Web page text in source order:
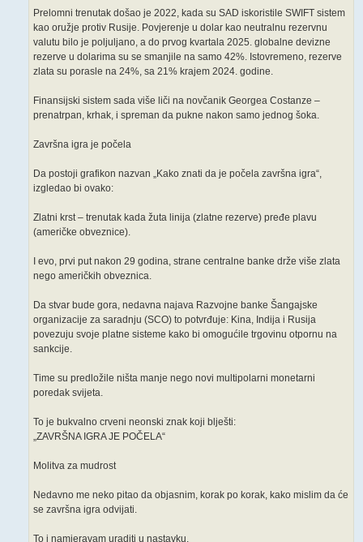
Prelomni trenutak došao je 2022, kada su SAD iskoristile SWIFT sistem
kao oružje protiv Rusije. Povjerenje u dolar kao neutralnu rezervnu
valutu bilo je poljuljano, a do prvog kvartala 2025. globalne devizne
rezerve u dolarima su se smanjile na samo 42%. Istovremeno, rezerve
zlata su porasle na 24%, sa 21% krajem 2024. godine.
Finansijski sistem sada više liči na novčanik Georgea Costanze –
prenatrpan, krhak, i spreman da pukne nakon samo jednog šoka.
Završna igra je počela
Da postoji grafikon nazvan „Kako znati da je počela završna igra“,
izgledao bi ovako:
Zlatni krst – trenutak kada žuta linija (zlatne rezerve) pređe plavu
(američke obveznice).
I evo, prvi put nakon 29 godina, strane centralne banke drže više zlata
nego američkih obveznica.
Da stvar bude gora, nedavna najava Razvojne banke Šangajske
organizacije za saradnju (SCO) to potvrđuje: Kina, Indija i Rusija
povezuju svoje platne sisteme kako bi omogućile trgovinu otpornu na
sankcije.
Time su predložile ništa manje nego novi multipolarni monetarni
poredak svijeta.
To je bukvalno crveni neonski znak koji blješti:
„ZAVRŠNA IGRA JE POČELA“
Molitva za mudrost
Nedavno me neko pitao da objasnim, korak po korak, kako mislim da će
se završna igra odvijati.
To i namjeravam uraditi u nastavku.